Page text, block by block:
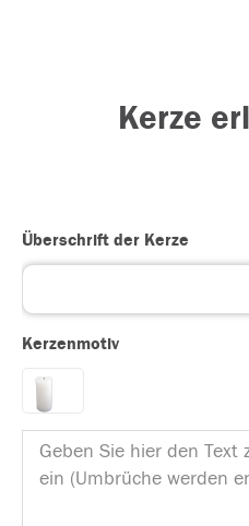
Kerze
Überschrift der Kerze
Kerzenmotiv